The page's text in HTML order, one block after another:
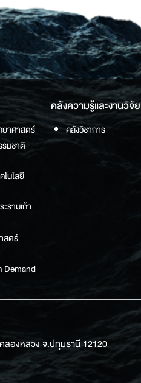
าศาสตร์
มชาติ
นโลยี
ามเก้า
สตร์
Demand
คลังความรู้และงานวิจัย
คลังวิชาการ
ลองหลวง จ.ปทุมธานี 12120